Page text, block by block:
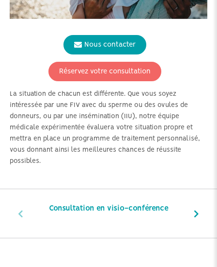
La situation de chacun est différente. Que vous soyez
intéressée par une FIV avec du sperme ou des ovules de
donneurs, ou par une insémination (IIU), notre équipe
médicale expérimentée évaluera votre situation propre et
mettra en place un programme de traitement personnalisé,
vous donnant ainsi les meilleures chances de réussite
possibles.
Nous contacter
Réservez votre consultation
Consultation en visio-conférence